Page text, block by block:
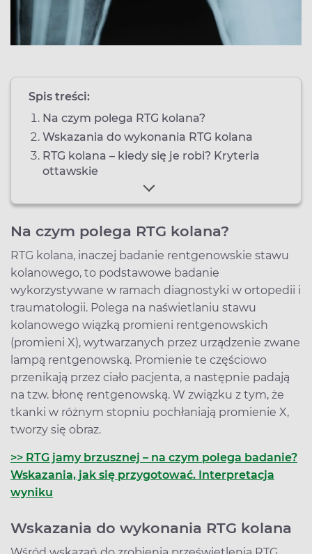
Spis treści:
Na czym polega RTG kolana?
Wskazania do wykonania RTG kolana
RTG kolana – kiedy się je robi? Kryteria
ottawskie
Na czym polega RTG kolana?
RTG kolana, inaczej badanie rentgenowskie stawu
kolanowego, to podstawowe badanie
wykorzystywane w ramach diagnostyki w ortopedii i
traumatologii. Polega na naświetlaniu stawu
kolanowego wiązką promieni rentgenowskich
(promieni X), wytwarzanych przez urządzenie zwane
lampą rentgenowską. Promienie te częściowo
przenikają przez ciało pacjenta, a następnie padają
na tzw. błonę rentgenowską. W związku z tym, że
tkanki w różnym stopniu pochłaniają promienie X,
tworzy się obraz.
>> RTG jamy brzusznej – na czym polega badanie?
Wskazania, jak się przygotować. Interpretacja
wyniku
Wskazania do wykonania RTG kolana